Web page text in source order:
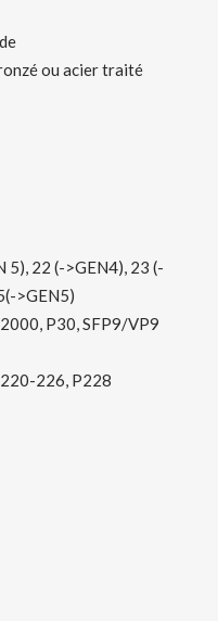
ou acier traité
5), 22 (->GEN4), 23 (-
>GEN5)
P30, SFP9/VP9
226, P228